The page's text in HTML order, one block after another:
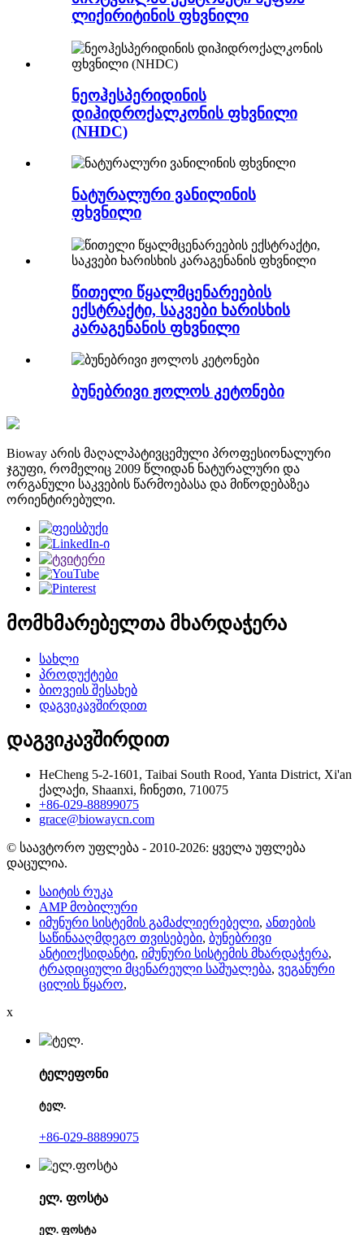
ლიქირიტინის ფხვნილი
ნეოჰესპერიდინის
დიჰიდროქალკონის ფხვნილი
(NHDC)
ნატურალური ვანილინის
ფხვნილი
წითელი წყალმცენარეების
ექსტრაქტი, საკვები ხარისხის
კარაგენანის ფხვნილი
ბუნებრივი ჟოლოს კეტონები
Bioway არის მაღალპატივცემული პროფესიონალური
ჯგუფი, რომელიც 2009 წლიდან ნატურალური და
ორგანული საკვების წარმოებასა და მიწოდებაზეა
ორიენტირებული.
მომხმარებელთა მხარდაჭერა
სახლი
პროდუქტები
ბიოვეის შესახებ
დაგვიკავშირდით
დაგვიკავშირდით
HeCheng 5-2-1601, Taibai South Rood, Yanta District, Xi'an
ქალაქი, Shaanxi, ჩინეთი, 710075
+86-029-88899075
grace@biowaycn.com
© საავტორო უფლება - 2010-2026: ყველა უფლება
დაცულია.
საიტის რუკა
AMP მობილური
იმუნური სისტემის გამაძლიერებელი, ანთების
საწინააღმდეგო თვისებები, ბუნებრივი
ანტიოქსიდანტი, იმუნური სისტემის მხარდაჭერა,
ტრადიციული მცენარეული საშუალება, ვეგანური
ცილის წყარო,
x
ტელეფონი
ტელ.
+86-029-88899075
ელ. ფოსტა
ელ. ფოსტა